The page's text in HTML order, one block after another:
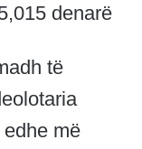
denarë
të
më